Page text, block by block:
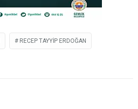
RECEP TAYYIP ERDOĞAN